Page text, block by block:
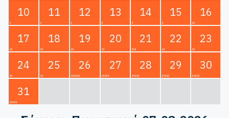
10
11 12 13 14 15
16
17
18 19 20 21 22
23
24
25 26 27 28 29
30
31